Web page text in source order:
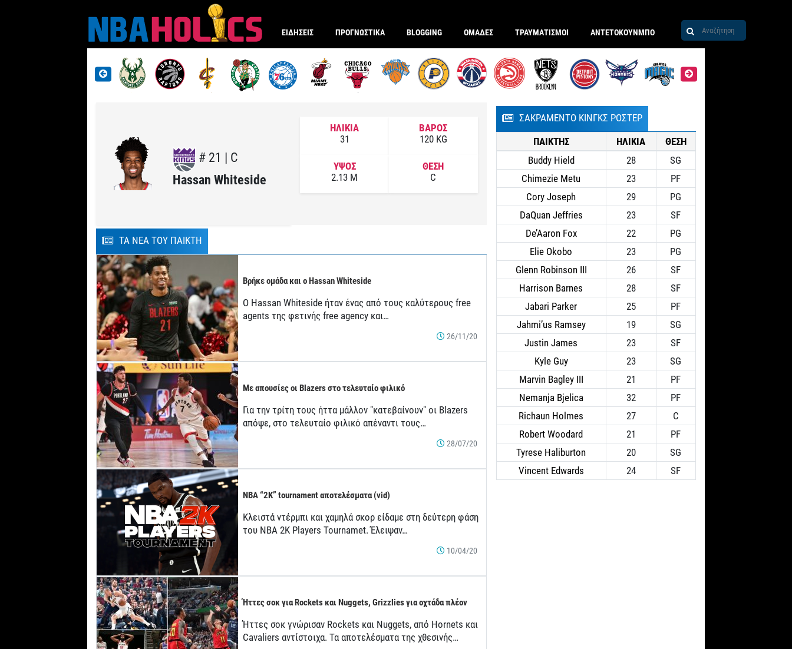
ΕΙΔΗΣΕΙΣ ΠΡΟΓΝΩΣΤΙΚΑ BLOGGING ΟΜΑΔΕΣ ΤΡΑΥΜΑΤΙΣΜΟΙ ΑΝΤΕΤΟΚΟΥΝΜΠΟ
# 21 | C
Hassan Whiteside
ΗΛΙΚΙΑ
31
ΒΑΡΟΣ
120 KG
ΥΨΟΣ
2.13 M
ΘΕΣΗ
C
ΤΑ ΝΕΑ ΤΟΥ ΠΑΙΚΤΗ
Βρήκε ομάδα και ο Hassan Whiteside
O Hassan Whiteside ήταν ένας από τους καλύτερους free
agents της φετινής free agency και…
26/11/20
Με απουσίες οι Blazers στο τελευταίο φιλικό
Για την τρίτη τους ήττα μάλλον "κατεβαίνουν" οι Blazers
απόψε, στο τελευταίο φιλικό απέναντι τους…
28/07/20
NBA “2K” tournament αποτελέσματα (vid)
Κλειστά ντέρμπι και χαμηλά σκορ είδαμε στη δεύτερη φάση
του NBA 2K Players Tournamet. Έλειψαν…
10/04/20
Ήττες σοκ για Rockets και Nuggets, Grizzlies για οχτάδα πλέον
Ήττες σοκ γνώρισαν Rockets και Nuggets, από Hornets και
Cavaliers αντίστοιχα. Τα αποτελέσματα της χθεσινής…
ΣΑΚΡΑΜΕΝΤΟ ΚΙΝΓΚΣ ΡΟΣΤΕΡ
ΠΑΙΚΤΗΣ
ΗΛΙΚΙΑ
ΘΕΣΗ
Buddy Hield
28
SG
Chimezie Metu
23
PF
Cory Joseph
29
PG
DaQuan Jeffries
23
SF
De’Aaron Fox
22
PG
Elie Okobo
23
PG
Glenn Robinson III
26
SF
Harrison Barnes
28
SF
Jabari Parker
25
PF
Jahmi’us Ramsey
19
SG
Justin James
23
SF
Kyle Guy
23
SG
Marvin Bagley III
21
PF
Nemanja Bjelica
32
PF
Richaun Holmes
27
C
Robert Woodard
21
PF
Tyrese Haliburton
20
SG
Vincent Edwards
24 SF